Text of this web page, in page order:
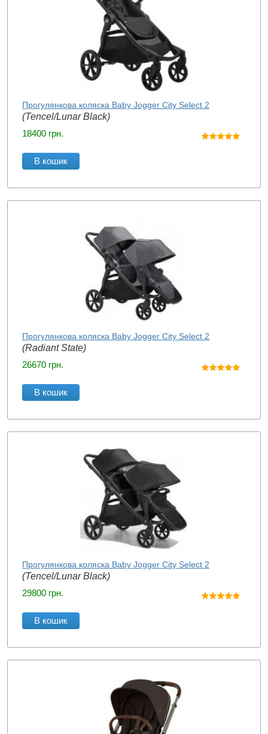
Прогулянкова коляска Baby Jogger City Select 2
(Tencel/Lunar Black)
18400 грн.
В кошик
Прогулянкова коляска Baby Jogger City Select 2
(Radiant State)
26670 грн.
В кошик
Прогулянкова коляска Baby Jogger City Select 2
(Tencel/Lunar Black)
29800 грн.
В кошик